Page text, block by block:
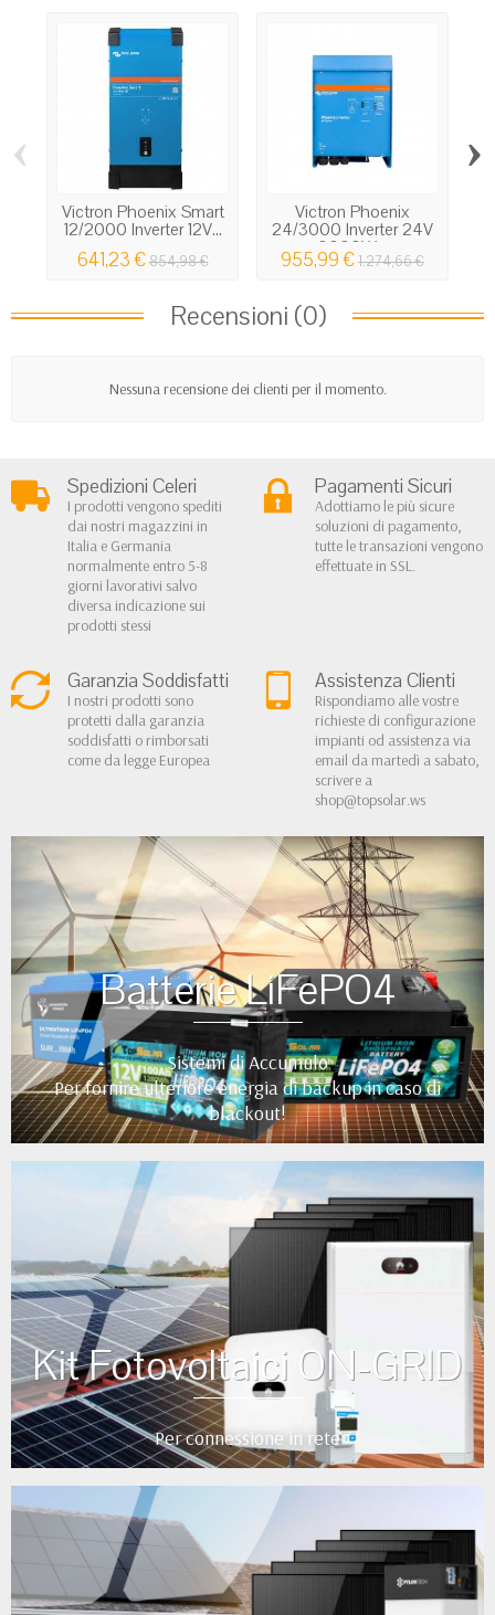
Victron Phoenix Smart
12/2000 Inverter 12V...
641,23 €854,98 €
Victron Phoenix
24/3000 Inverter 24V
3000W...
955,99 €1.274,66 €
‹ ›
Recensioni (0)
Nessuna recensione dei clienti per il momento.
Spedizioni Celeri
I prodotti vengono spediti
dai nostri magazzini in
Italia e Germania
normalmente entro 5-8
giorni lavorativi salvo
diversa indicazione sui
prodotti stessi
Pagamenti Sicuri
Adottiamo le più sicure
soluzioni di pagamento,
tutte le transazioni vengono
effettuate in SSL.
Garanzia Soddisfatti
I nostri prodotti sono
protetti dalla garanzia
soddisfatti o rimborsati
come da legge Europea
Assistenza Clienti
Rispondiamo alle vostre
richieste di configurazione
impianti od assistenza via
email da martedì a sabato,
scrivere a
shop@topsolar.ws
Batterie LiFePO4
Sistemi di Accumulo
Per fornire ulteriore energia di backup in caso di
blackout!
Kit Fotovoltaici ON-GRID
Per connessione in rete